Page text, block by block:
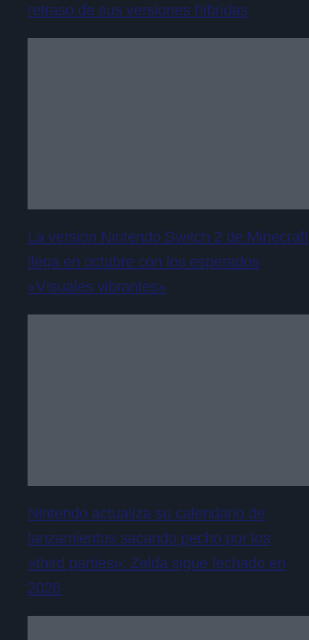
retraso de sus versiones híbridas
La versión Nintendo Switch 2 de Minecraft
llega en octubre con los esperados
«Visuales vibrantes»
Nintendo actualiza su calendario de
lanzamientos sacando pecho por los
«third parties»: Zelda sigue fechado en
2026